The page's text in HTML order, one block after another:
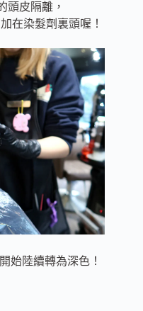
頭皮隔離，
在染髮劑裏頭喔！
始陸續轉為深色！